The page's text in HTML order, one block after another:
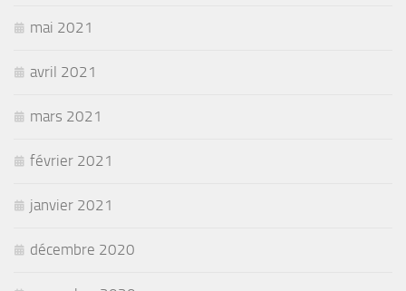
mai 2021
avril 2021
mars 2021
février 2021
janvier 2021
décembre 2020